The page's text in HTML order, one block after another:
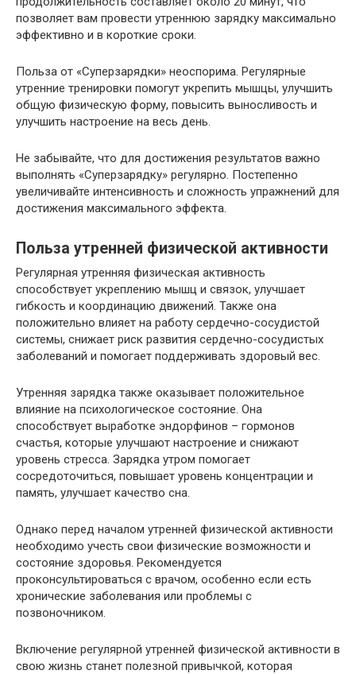
позволяет вам провести утреннюю зарядку максимально
эффективно и в короткие сроки.
Польза от «Суперзарядки» неоспорима. Регулярные
утренние тренировки помогут укрепить мышцы, улучшить
общую физическую форму, повысить выносливость и
улучшить настроение на весь день.
Не забывайте, что для достижения результатов важно
выполнять «Суперзарядку» регулярно. Постепенно
увеличивайте интенсивность и сложность упражнений для
достижения максимального эффекта.
Польза утренней физической активности
Регулярная утренняя физическая активность
способствует укреплению мышц и связок, улучшает
гибкость и координацию движений. Также она
положительно влияет на работу сердечно-сосудистой
системы, снижает риск развития сердечно-сосудистых
заболеваний и помогает поддерживать здоровый вес.
Утренняя зарядка также оказывает положительное
влияние на психологическое состояние. Она
способствует выработке эндорфинов – гормонов
счастья, которые улучшают настроение и снижают
уровень стресса. Зарядка утром помогает
сосредоточиться, повышает уровень концентрации и
память, улучшает качество сна.
Однако перед началом утренней физической активности
необходимо учесть свои физические возможности и
состояние здоровья. Рекомендуется
проконсультироваться с врачом, особенно если есть
хронические заболевания или проблемы с
позвоночником.
Включение регулярной утренней физической активности в
свою жизнь станет полезной привычкой, которая